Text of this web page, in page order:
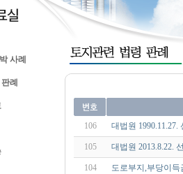
사례
례
106 대법원
105 대법원 2013.8.22.
104 도로부지,부당이득